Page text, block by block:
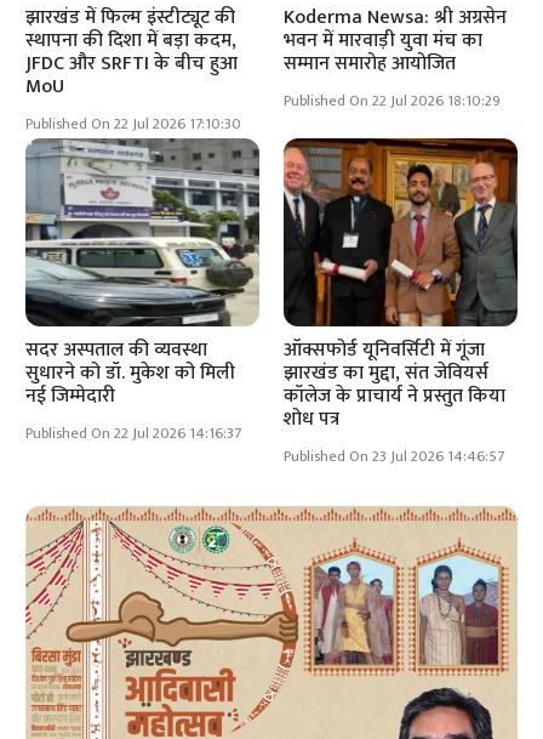
झारखंड में फिल्म इंस्टीट्यूट की
स्थापना की दिशा में बड़ा कदम,
JFDC और SRFTI के बीच हुआ
MoU
Published On 22 Jul 2026 17:10:30
Koderma Newsa: श्री अग्रसेन
भवन में मारवाड़ी युवा मंच का
सम्मान समारोह आयोजित
Published On 22 Jul 2026 18:10:29
सदर अस्पताल की व्यवस्था
सुधारने को डॉ. मुकेश को मिली
नई जिम्मेदारी
Published On 22 Jul 2026 14:16:37
ऑक्सफोर्ड यूनिवर्सिटी में गूंजा
झारखंड का मुद्दा, संत जेवियर्स
कॉलेज के प्राचार्य ने प्रस्तुत किया
शोध पत्र
Published On 23 Jul 2026 14:46:57